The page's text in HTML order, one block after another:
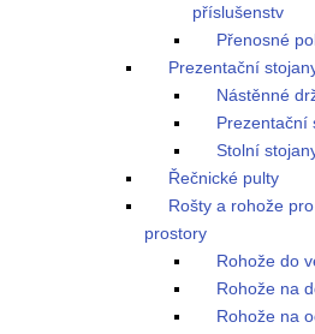
příslušenstv
Přenosné
Prezentační
Nástěnné
Prezentační
Stolní
Řečnické pulty
Rošty a rohože
prostory
Rohože do
Rohože na
Rohože na